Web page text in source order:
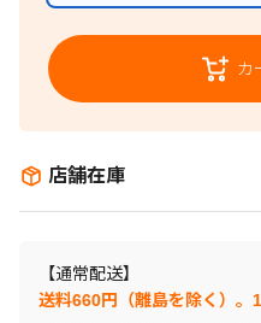
カ
店舗在庫
【通常配送】
送料660円（離島を除く）。